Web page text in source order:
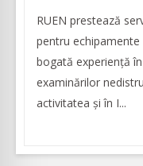
RUEN prestează
pentru
bogată experiență
examinărilor
activitatea și în I...